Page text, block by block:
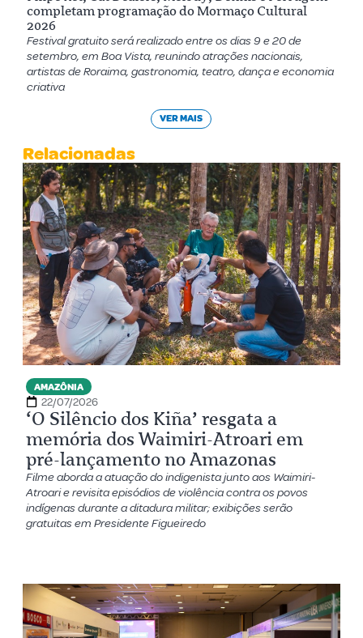
completam programação do Mormaço Cultural
2026
Festival gratuito será realizado entre os dias 9 e 20 de
setembro, em Boa Vista, reunindo atrações nacionais,
artistas de Roraima, gastronomia, teatro, dança e economia
criativa
VER MAIS
Relacionadas
AMAZÔNIA
22/07/2026
‘O Silêncio dos Kiña’ resgata a
memória dos Waimiri-Atroari em
pré-lançamento no Amazonas
Filme aborda a atuação do indigenista junto aos Waimiri-
Atroari e revisita episódios de violência contra os povos
indígenas durante a ditadura militar; exibições serão
gratuitas em Presidente Figueiredo